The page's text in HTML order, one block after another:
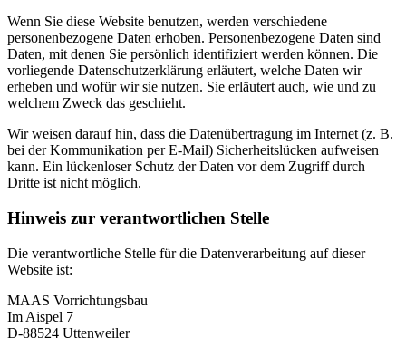
Wenn Sie diese Website benutzen, werden verschiedene
personenbezogene Daten erhoben. Personenbezogene Daten sind
Daten, mit denen Sie persönlich identifiziert werden können. Die
vorliegende Datenschutzerklärung erläutert, welche Daten wir
erheben und wofür wir sie nutzen. Sie erläutert auch, wie und zu
welchem Zweck das geschieht.
Wir weisen darauf hin, dass die Datenübertragung im Internet (z. B.
bei der Kommunikation per E-Mail) Sicherheitslücken aufweisen
kann. Ein lückenloser Schutz der Daten vor dem Zugriff durch
Dritte ist nicht möglich.
Hinweis zur verantwortlichen Stelle
Die verantwortliche Stelle für die Datenverarbeitung auf dieser
Website ist:
MAAS Vorrichtungsbau
Im Aispel 7
D-88524 Uttenweiler